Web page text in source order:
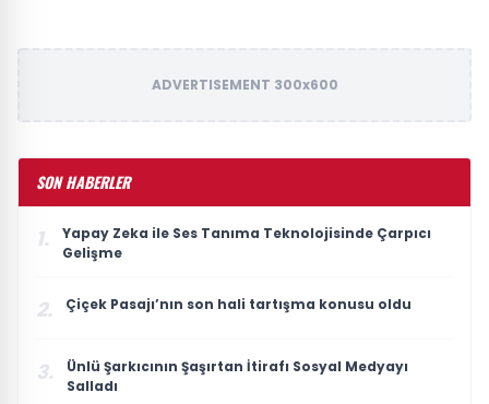
ADVERTISEMENT 300x600
SON HABERLER
1.
Yapay Zeka ile Ses Tanıma Teknolojisinde Çarpıcı
Gelişme
2. Çiçek Pasajı’nın son hali tartışma konusu oldu
3.
Ünlü Şarkıcının Şaşırtan İtirafı Sosyal Medyayı
Salladı